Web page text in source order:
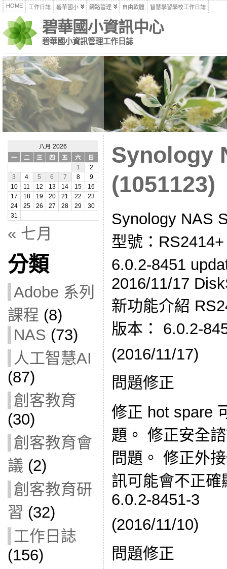
HOME 工作日誌 碧華國小 網路管理 自由軟體 智慧學習學校工作日誌
碧華國小資訊中心
碧華國小資訊管理工作日誌
八月 2026
一
二 三 四 五 六
日
1
2
3
4 5 6 7 8
9
10
11 12 13 14 15
16
17
18 19 20 21 22
23
24
25 26 27 28 29
30
31
« 七月
分類
Adobe 系列
課程 (8)
NAS (73)
人工智慧AI
(87)
創客教育
(30)
創客教育會
議 (2)
創客教育研
習 (32)
工作日誌
(156)
Synology
(1051123)
Synology NAS
型號：
6.0.2-8451
2016/11/17
新功能介紹
版本： 6.0.2-
(2016/11/17)
問題修正
修正 hot spare
題。 修正安全
問題。 修正外
訊可能會不正
6.0.2-8451-3
(2016/11/10)
問題修正